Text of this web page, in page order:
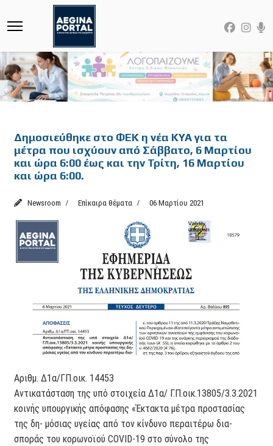
Δημοσιεύθηκε στο ΦΕΚ η νέα ΚΥΑ για τα
μέτρα που ισχύουν από Σάββατο, 6 Μαρτίου
και ώρα 6:00 έως και την Τρίτη, 16 Μαρτίου
και ώρα 6:00.
Newsroom Επίκαιρα θέματα 06 Μαρτίου 2021
Αριθμ. Δ1α/ΓΠ.οικ. 14453
Αντικατάσταση της υπό στοιχεία Δ1α/ Γ.Π.οικ.13805/3.3.2021
κοινής υπουργικής απόφασης «Έκτακτα μέτρα προστασίας
της δη- μόσιας υγείας από τον κίνδυνο περαιτέρω δια-
σποράς του κορωνοϊού COVID-19 στο σύνολο της